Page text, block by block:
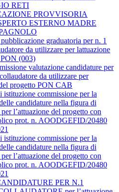
RETI
PROVVISORIA
ESTERNO MADRE
graduatoria per n. 1
da utilizzare per lattuazione
(003)
valutazione candidature per
da utilizzare per
progetto PON CAB
istituzione commissione per la
candidature nella figura di
l’attuazione del progetto con
prot. n. AOODGEFID/20480
istituzione commissione per la
candidature nella figura di
l’attuazione del progetto con
prot. n. AOODGEFID/20480
PER N.1